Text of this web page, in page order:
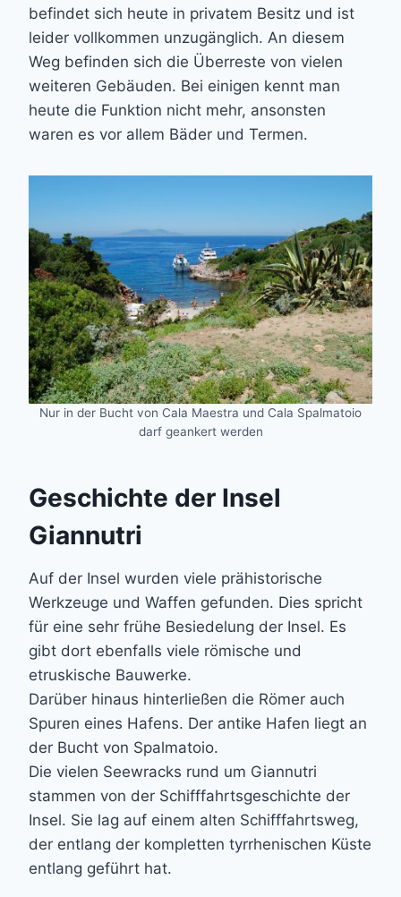
befindet sich heute in privatem Besitz und ist
leider vollkommen unzugänglich. An diesem
Weg befinden sich die Überreste von vielen
weiteren Gebäuden. Bei einigen kennt man
heute die Funktion nicht mehr, ansonsten
waren es vor allem Bäder und Termen.
Nur in der Bucht von Cala Maestra und Cala Spalmatoio
darf geankert werden
Geschichte der Insel
Giannutri
Auf der Insel wurden viele prähistorische
Werkzeuge und Waffen gefunden. Dies spricht
für eine sehr frühe Besiedelung der Insel. Es
gibt dort ebenfalls viele römische und
etruskische Bauwerke.
Darüber hinaus hinterließen die Römer auch
Spuren eines Hafens. Der antike Hafen liegt an
der Bucht von Spalmatoio.
Die vielen Seewracks rund um Giannutri
stammen von der Schifffahrtsgeschichte der
Insel. Sie lag auf einem alten Schifffahrtsweg,
der entlang der kompletten tyrrhenischen Küste
entlang geführt hat.